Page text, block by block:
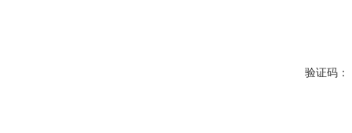
验证码：